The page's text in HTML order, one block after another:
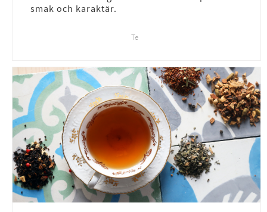
smak och karaktär.
Te